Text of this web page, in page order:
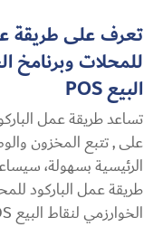
تعرف على طريقة
للمحلات وبرنامخ
البيع POS
تساعد طريقة عمل
على , تتبع المخزون
الرئيسية بسهولة،
طريقة عمل الباركود
الخوارزمي لنقاط البيع POS